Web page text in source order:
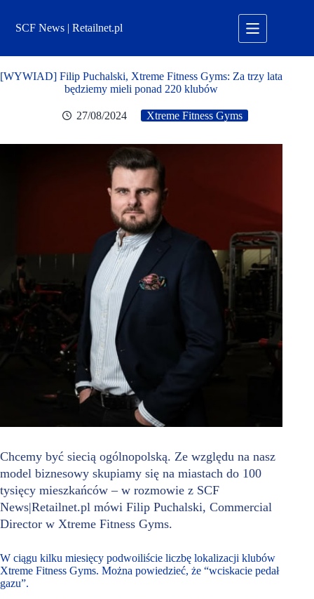
treściSCF News | Retailnet.pl
[WYWIAD] Filip Puchalski, Xtreme Fitness Gyms: Za trzy lata
będziemy mieli ponad 220 klubów
27/08/2024 Xtreme Fitness Gyms
Chcemy być siecią ogólnopolską. Ze względu na nasz
model biznesowy skupiamy się na miastach do 100
tysięcy mieszkańców – w rozmowie z SCF
News|Retailnet.pl mówi Filip Puchalski, Commercial
Director w Xtreme Fitness Gyms.
W ciągu kilku miesięcy podwoiliście liczbę lokalizacji klubów
Xtreme Fitness Gyms. Można powiedzieć, że “wciskacie pedał
gazu”.